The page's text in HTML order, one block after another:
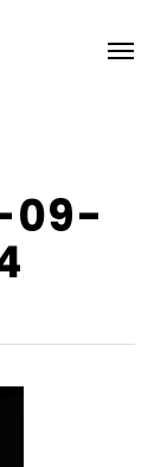
Menu
09-